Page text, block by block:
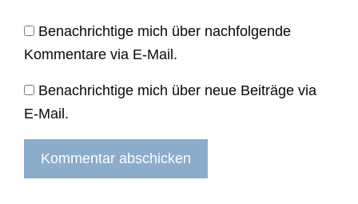
Benachrichtige mich über nachfolgende
Kommentare via E-Mail.
Benachrichtige mich über neue Beiträge via
E-Mail.